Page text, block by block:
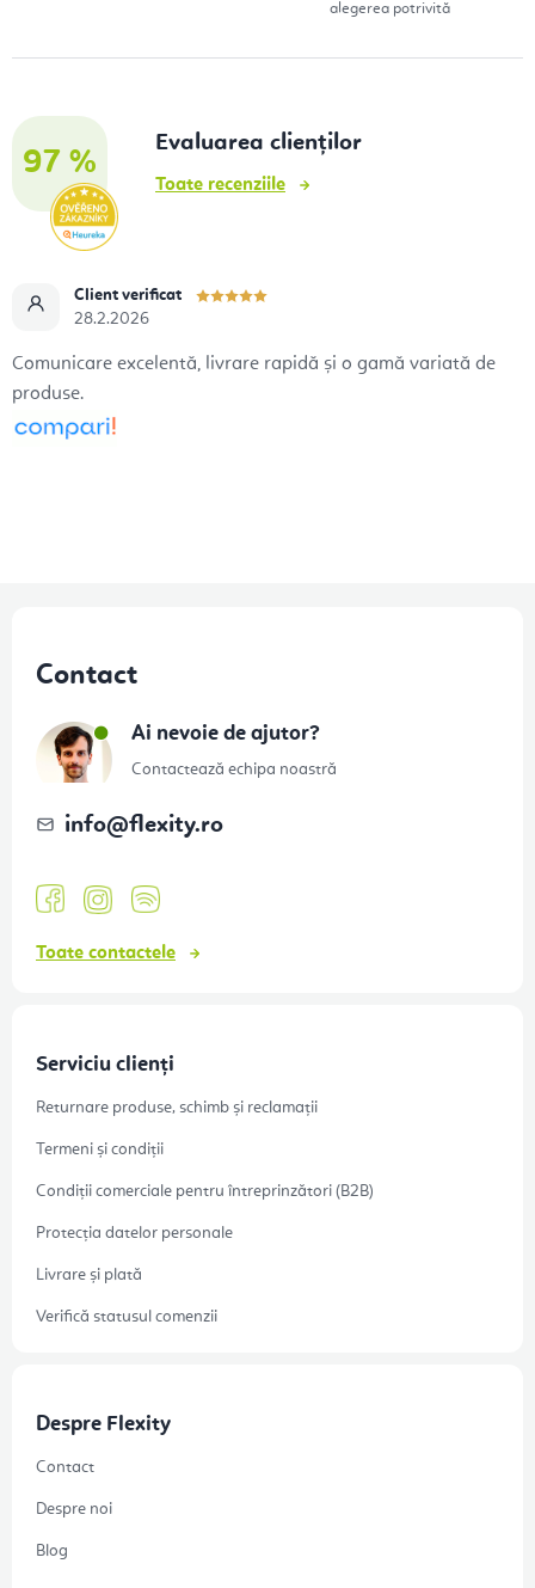
t
l
alegerea potrivită
97 %
Evaluarea clienților
Toate recenziile
Client verificat
28.2.2026
Comunicare excelentă, livrare rapidă și o gamă variată de
produse.
Contact
Ai nevoie de ajutor?
Contactează echipa noastră
info@flexity.ro
Toate contactele
Serviciu clienți
Returnare produse, schimb și reclamații
Termeni și condiții
Condiții comerciale pentru întreprinzători (B2B)
Protecția datelor personale
Livrare și plată
Verifică statusul comenzii
Despre Flexity
Contact
Despre noi
Blog